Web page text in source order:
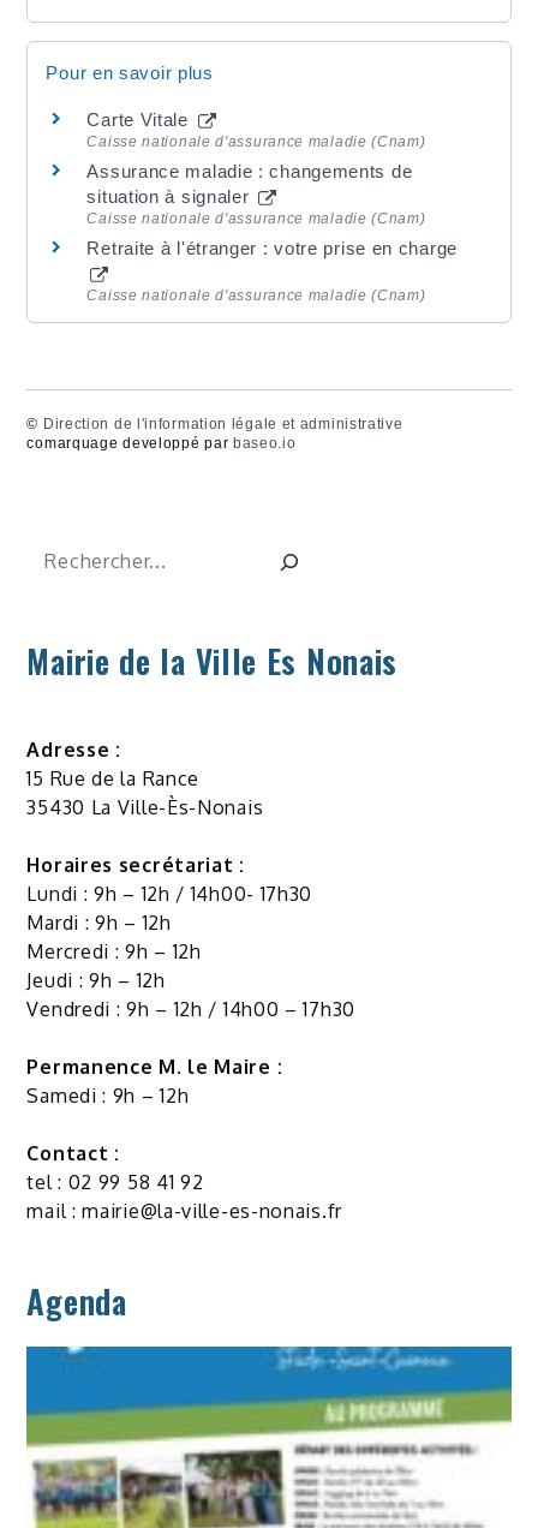
Pour en savoir plus
Carte Vitale
Caisse nationale d'assurance maladie (Cnam)
Assurance maladie : changements de
situation à signaler
Caisse nationale d'assurance maladie (Cnam)
Retraite à l'étranger : votre prise en charge
Caisse nationale d'assurance maladie (Cnam)
© Direction de l'information légale et administrative
comarquage developpé par baseo.io
Rechercher
Mairie de la Ville Es Nonais
Adresse :
15 Rue de la Rance
35430 La Ville-Ès-Nonais
Horaires secrétariat :
Lundi : 9h – 12h / 14h00- 17h30
Mardi : 9h – 12h
Mercredi : 9h – 12h
Jeudi : 9h – 12h
Vendredi : 9h – 12h / 14h00 – 17h30
Permanence M. le Maire :
Samedi : 9h – 12h
Contact :
tel : 02 99 58 41 92
mail :mairie@la-ville-es-nonais.fr
Agenda